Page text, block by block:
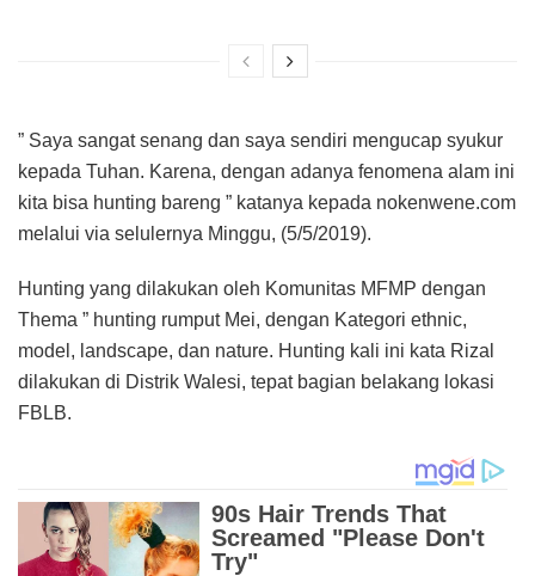
” Saya sangat senang dan saya sendiri mengucap syukur
kepada Tuhan. Karena, dengan adanya fenomena alam ini
kita bisa hunting bareng ” katanya kepada nokenwene.com
melalui via selulernya Minggu, (5/5/2019).
Hunting yang dilakukan oleh Komunitas MFMP dengan
Thema ” hunting rumput Mei, dengan Kategori ethnic,
model, landscape, dan nature. Hunting kali ini kata Rizal
dilakukan di Distrik Walesi, tepat bagian belakang lokasi
FBLB.